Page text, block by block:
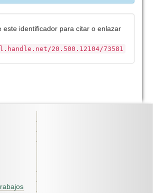
este identificador para citar o enlazar
20.500.12104/73581